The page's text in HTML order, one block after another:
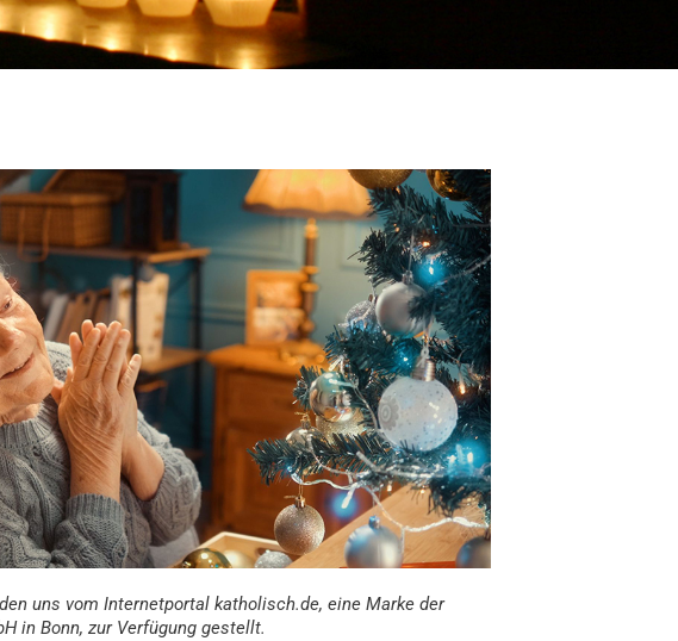
uns vom Internetportal katholisch.de, eine Marke der
in Bonn, zur Verfügung gestellt.